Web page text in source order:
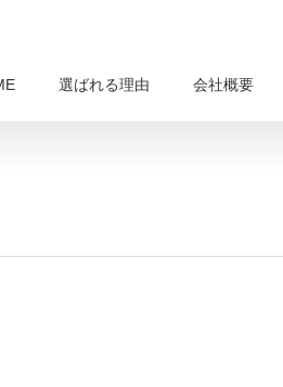
選ばれる理由 会社概要